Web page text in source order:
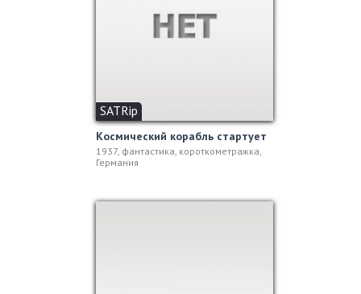
SATRip
Космический корабль стартует
1937, фантастика, короткометражка,
Германия